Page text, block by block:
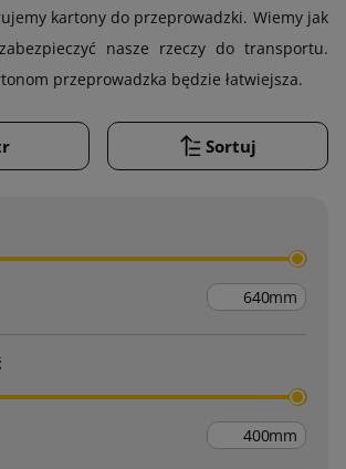
kartony do przeprowadzki. Wiemy jak
nasze rzeczy do transportu.
przeprowadzka będzie łatwiejsza.
Sortuj
mm
mm